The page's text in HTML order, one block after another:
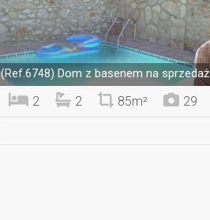
(Ref.6748) Dom z basenem na sprzedaż
2 2 85m² 29